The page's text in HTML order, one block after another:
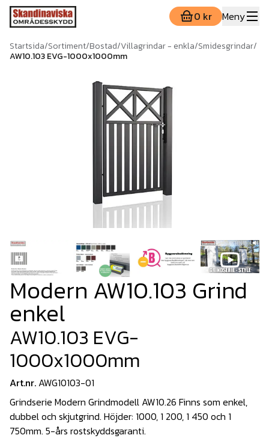
0 kr Meny
Startsida/Sortiment/Bostad/Villagrindar - enkla/Smidesgrindar/
AW10.103 EVG-1000x1000mm
Modern AW10.103 Grind
enkel
AW10.103 EVG-
1000x1000mm
Art.nr. AWG10103-01
Grindserie Modern Grindmodell AW10.26 Finns som enkel,
dubbel och skjutgrind. Höjder: 1000, 1 200, 1 450 och 1
750mm. 5-års rostskyddsgaranti.